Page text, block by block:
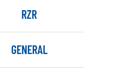
RZR
GENERAL